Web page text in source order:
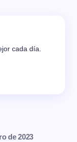
cada día.
de 2023